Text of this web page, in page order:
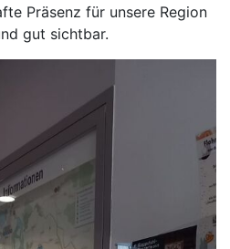
Präsenz für unsere Region
gut sichtbar.